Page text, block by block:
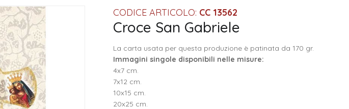
CODICE ARTICOLO: CC 13562
Croce San Gabriele
La carta usata per questa produzione è patinata da 170 gr.
Immagini singole disponibili nelle misure:
4x7 cm.
7x12 cm.
10x15 cm.
20x25 cm.